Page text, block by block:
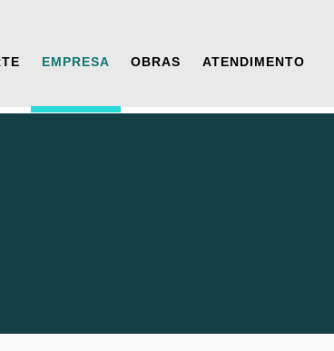
EMPRESA OBRAS ATENDIMENTO